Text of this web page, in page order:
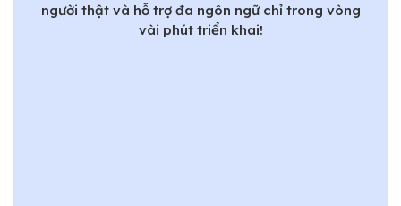
người thật và hỗ trợ đa ngôn ngữ chỉ trong vòng
vài phút triển khai!